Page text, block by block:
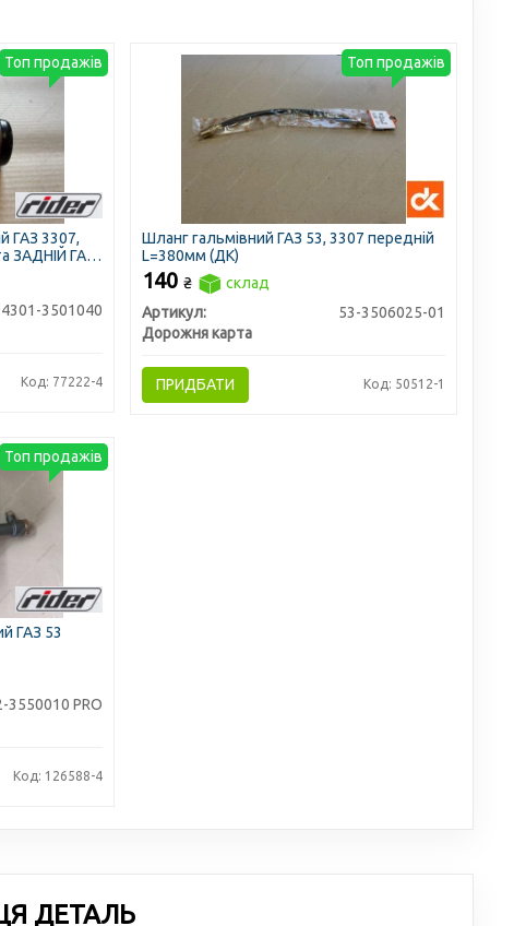
ГАЗ 3307,
ЗАДНІЙ ГАЗ
4301-3501040
Код: 77222-4
Топ продажів
Шланг гальмівний ГАЗ 53, 3307 передній
L=380мм (ДК)
140₴
склад
Артикул:
53-3506025-01
Дорожня карта
ПРИДБАТИ Код: 50512-1
Топ продажів
ГАЗ 53
3550010 PRO
Код: 126588-4
Топ продажів
ДЕТАЛЬ